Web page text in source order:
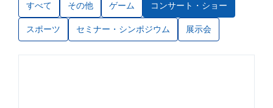
すべて その他 ゲーム コンサート・ショー
スポーツ セミナー・シンポジウム 展示会